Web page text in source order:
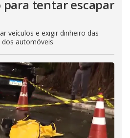
tentar escapar
veículos e exigir dinheiro das
automóveis